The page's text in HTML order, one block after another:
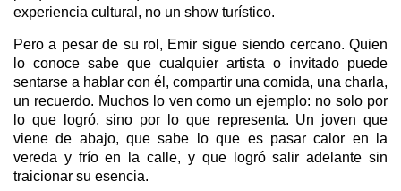
experiencia cultural, no un show turístico.
Pero a pesar de su rol, Emir sigue siendo cercano. Quien
lo conoce sabe que cualquier artista o invitado puede
sentarse a hablar con él, compartir una comida, una charla,
un recuerdo. Muchos lo ven como un ejemplo: no solo por
lo que logró, sino por lo que representa. Un joven que
viene de abajo, que sabe lo que es pasar calor en la
vereda y frío en la calle, y que logró salir adelante sin
traicionar su esencia.